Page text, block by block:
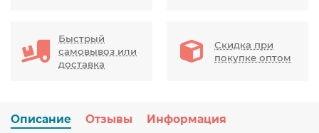
Быстрый
самовывоз или
доставка
Скидка при
покупке оптом
Описание Отзывы Информация